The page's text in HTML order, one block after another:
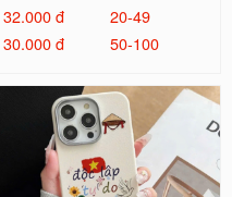
32.000 đ
20-49
30.000 đ
50-100